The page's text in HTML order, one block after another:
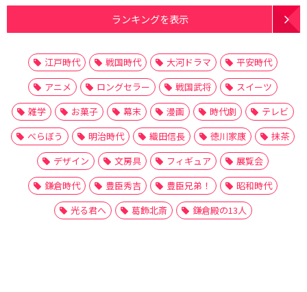
ランキングを表示
江戸時代 戦国時代 大河ドラマ
平安時代
アニメ
ロングセラー 戦国武将
スイーツ
雑学
お菓子 幕末 漫画 時代劇
テレビ
べらぼう
明治時代 織田信長 徳川家康
抹茶
デザイン
文房具 フィギュア
展覧会
鎌倉時代
豊臣秀吉 豊臣兄弟！
昭和時代
光る君へ
葛飾北斎 鎌倉殿の13人